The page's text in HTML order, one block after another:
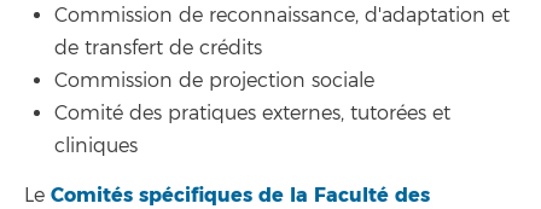
Commission de reconnaissance, d'adaptation et
de transfert de crédits
Commission de projection sociale
Comité des pratiques externes, tutorées et
cliniques
Le Comités spécifiques de la Faculté des